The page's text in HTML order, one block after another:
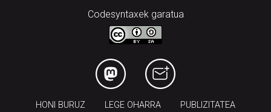
Codesyntaxek garatua
HONI BURUZ LEGE OHARRA PUBLIZITATEA